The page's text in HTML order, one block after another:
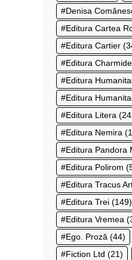
Denisa
Editura Cartea
Editura Cartier
Editura
Editura
Editura
Editura Litera
Editura Nemira
Editura Pandora
Editura Polirom
Editura Tracus
Editura Trei (149)
Editura Vremea
Ego. Proză (44)
Fiction Ltd (21)